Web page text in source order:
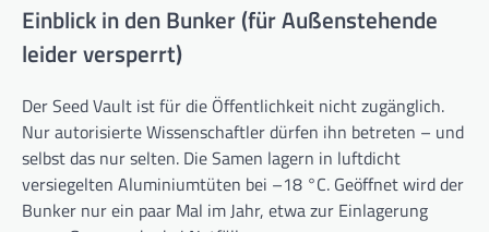
Einblick in den Bunker (für Außenstehende
leider versperrt)
Der Seed Vault ist für die Öffentlichkeit nicht zugänglich.
Nur autorisierte Wissenschaftler dürfen ihn betreten – und
selbst das nur selten. Die Samen lagern in luftdicht
versiegelten Aluminiumtüten bei –18 °C. Geöffnet wird der
Bunker nur ein paar Mal im Jahr, etwa zur Einlagerung